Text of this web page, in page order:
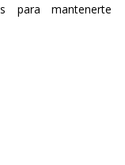
para mantenerte